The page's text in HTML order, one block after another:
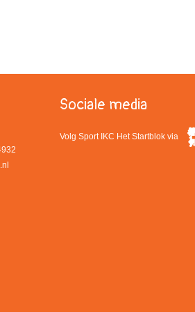
Sociale media
Volg Sport IKC Het Startblok via